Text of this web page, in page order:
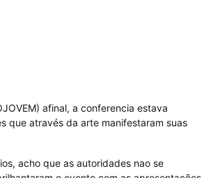
afinal, a conferencia estava
que através da arte manifestaram suas
acho que as autoridades nao se